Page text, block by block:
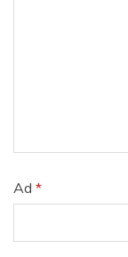
Ad *